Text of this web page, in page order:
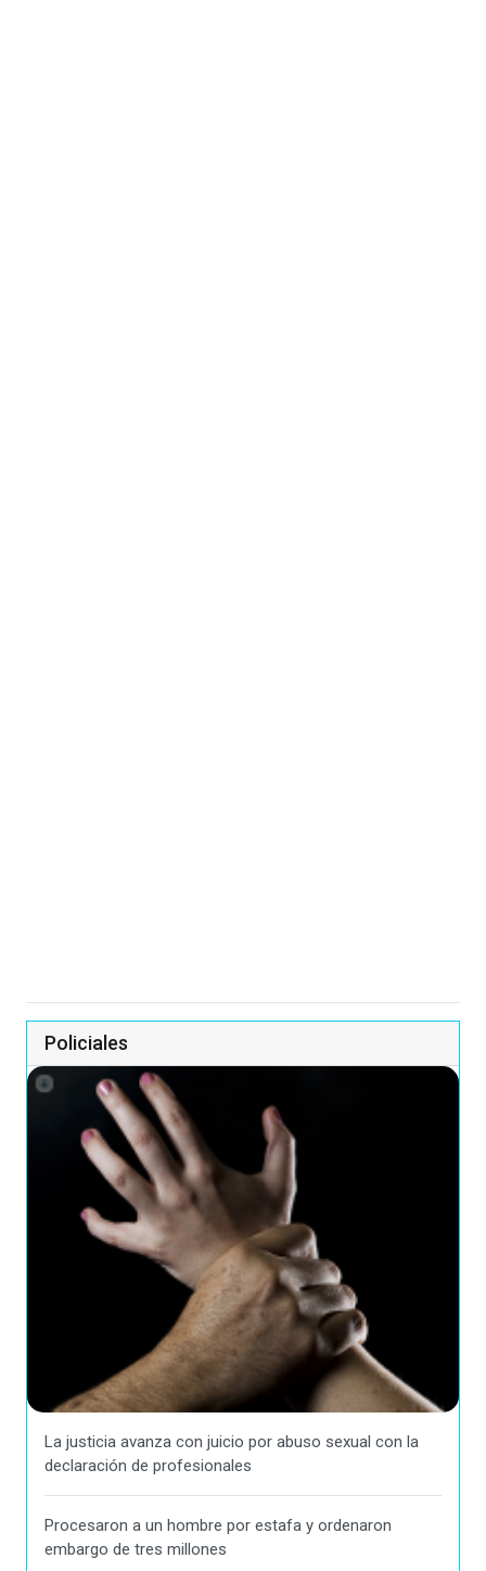
Policiales
La justicia avanza con juicio por abuso sexual con la
declaración de profesionales
Procesaron a un hombre por estafa y ordenaron
embargo de tres millones